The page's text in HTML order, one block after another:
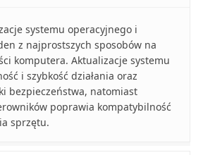
systemu operacyjnego i
z najprostszych sposobów na
komputera. Aktualizacje systemu
i szybkość działania oraz
bezpieczeństwa, natomiast
poprawia kompatybilność
sprzętu.